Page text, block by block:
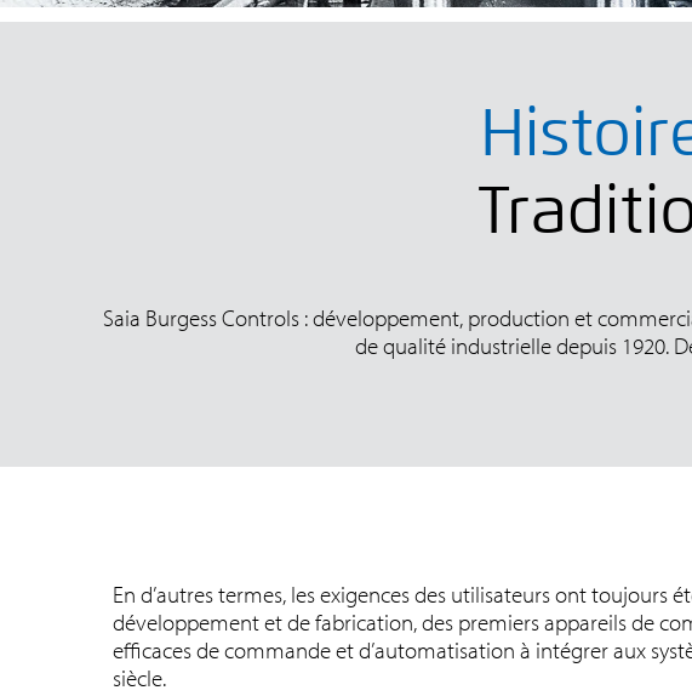
Saia Burgess Controls : développement, production et
de qualité industrielle depuis 1920.
En d’autres termes, les exigences des utilisateurs ont toujours
développement et de fabrication, des premiers appareils de
efficaces de commande et d’automatisation à intégrer aux
siècle.